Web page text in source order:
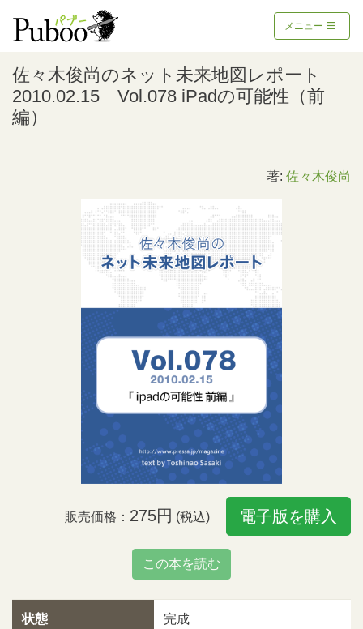
メニュー
佐々木俊尚のネット未来地図レポート
2010.02.15 Vol.078 iPadの可能性（前
編）
著: 佐々木俊尚
販売価格： 275円 (税込) 電子版を購入
この本を読む
状態 完成